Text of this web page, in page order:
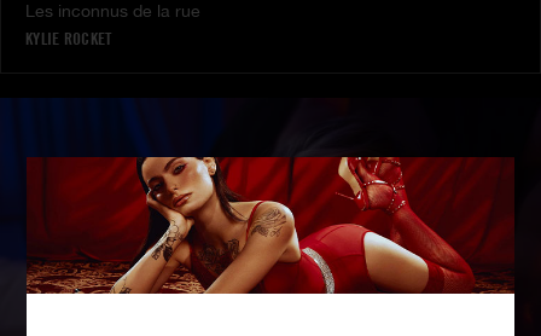
Les inconnus de la rue
KYLIE ROCKET